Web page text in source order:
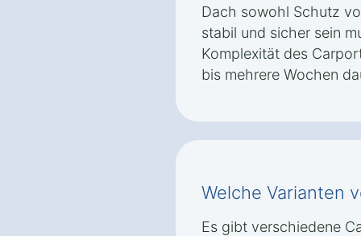
Dach sowohl Schutz
stabil und sicher sein
Komplexität des
bis mehrere Wochen
Welche Varianten
Es gibt verschiedene